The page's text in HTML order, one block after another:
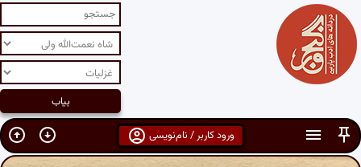
ورود کاربر / نام‌نویسی